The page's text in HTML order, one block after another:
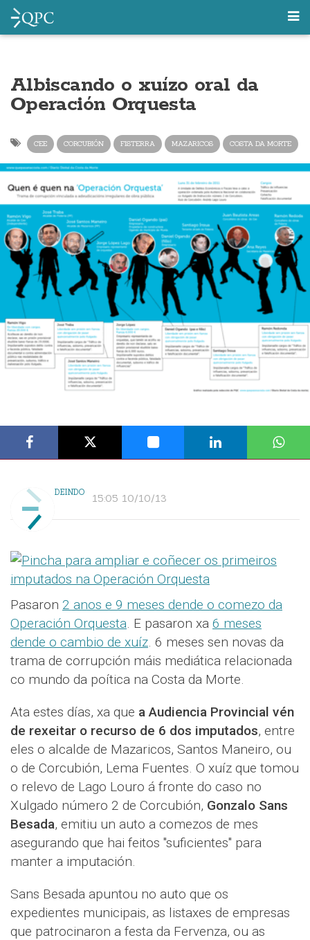
Albiscando o xuízo oral da
Operación Orquesta
CEE CORCUBIÓN FISTERRA MAZARICOS COSTA DA MORTE
DEINDO 15:05 10/10/13
Pasaron 2 anos e 9 meses dende o comezo da
Operación Orquesta. E pasaron xa 6 meses
dende o cambio de xuíz. 6 meses sen novas da
trama de corrupción máis mediática relacionada
co mundo da poítica na Costa da Morte.
Ata estes días, xa que a Audiencia Provincial vén
de rexeitar o recurso de 6 dos imputados, entre
eles o alcalde de Mazaricos, Santos Maneiro, ou
o de Corcubión, Lema Fuentes. O xuíz que tomou
o relevo de Lago Louro á fronte do caso no
Xulgado número 2 de Corcubión, Gonzalo Sans
Besada, emitiu un auto a comezos de mes
asegurando que hai feitos "suficientes" para
manter a imputación.
Sans Besada apuntou no auto que os
expedientes municipais, as listaxes de empresas
que patrocinaron a festa da Fervenza, ou as